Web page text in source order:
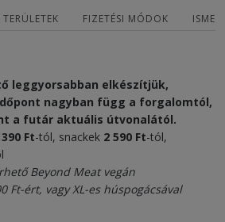
FIZETÉSI MÓDOK
leggyorsabban elkészítjük,
nagyban függ a forgalomtól,
a futár aktuális útvonalától.
Ft-tól, snackek 2 590 Ft-tól,
Beyond Meat vegán
Ft-ért, vagy XL-es húspogácsával